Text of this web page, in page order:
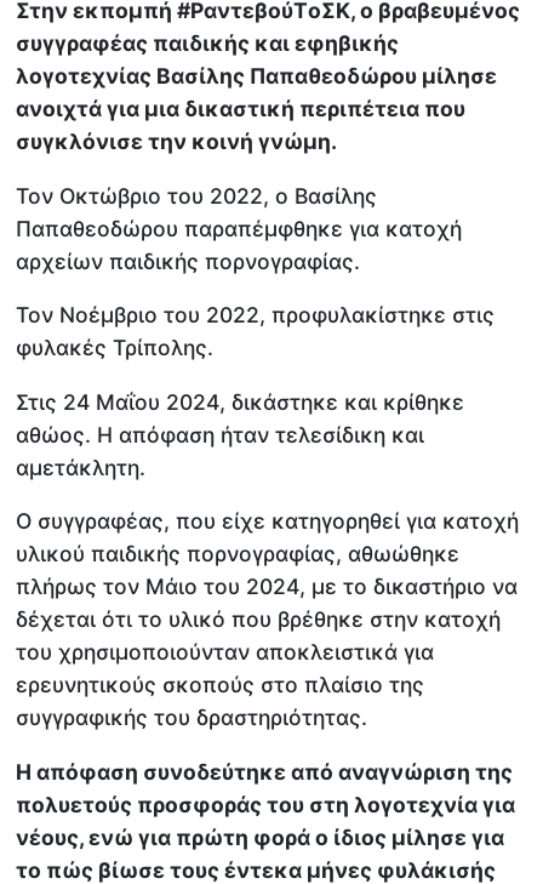
Στην εκπομπή #ΡαντεβούTοΣΚ, ο βραβευμένος
συγγραφέας παιδικής και εφηβικής
λογοτεχνίας Βασίλης Παπαθεοδώρου μίλησε
ανοιχτά για μια δικαστική περιπέτεια που
συγκλόνισε την κοινή γνώμη.
Τον Οκτώβριο του 2022, ο Βασίλης
Παπαθεοδώρου παραπέμφθηκε για κατοχή
αρχείων παιδικής πορνογραφίας.
Τον Νοέμβριο του 2022, προφυλακίστηκε στις
φυλακές Τρίπολης.
Στις 24 Μαΐου 2024, δικάστηκε και κρίθηκε
αθώος. Η απόφαση ήταν τελεσίδικη και
αμετάκλητη.
Ο συγγραφέας, που είχε κατηγορηθεί για κατοχή
υλικού παιδικής πορνογραφίας, αθωώθηκε
πλήρως τον Μάιο του 2024, με το δικαστήριο να
δέχεται ότι το υλικό που βρέθηκε στην κατοχή
του χρησιμοποιούνταν αποκλειστικά για
ερευνητικούς σκοπούς στο πλαίσιο της
συγγραφικής του δραστηριότητας.
Η απόφαση συνοδεύτηκε από αναγνώριση της
πολυετούς προσφοράς του στη λογοτεχνία για
νέους, ενώ για πρώτη φορά ο ίδιος μίλησε για
το πώς βίωσε τους έντεκα μήνες φυλάκισής